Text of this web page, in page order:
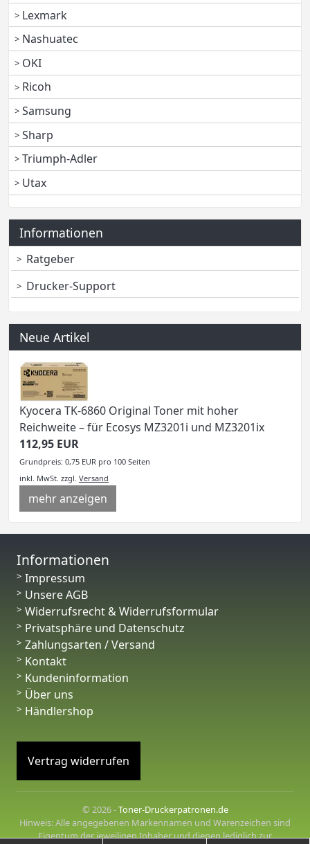
Lexmark
Nashuatec
OKI
Ricoh
Samsung
Sharp
Triumph-Adler
Utax
Informationen
Ratgeber
Drucker-Support
Neue Artikel
Kyocera TK-6860 Original Toner mit hoher
Reichweite – für Ecosys MZ3201i und MZ3201ix
112,95 EUR
Grundpreis: 0,75 EUR pro 100 Seiten
inkl. MwSt. zzgl. Versand
mehr anzeigen
Informationen
Impressum
Unsere AGB
Widerrufsrecht & Widerrufsformular
Privatsphäre und Datenschutz
Zahlungsarten / Versand
Kontakt
Kundeninformation
Über uns
Händlershop
Vertrag widerrufen
© 2026 -Toner-Druckerpatronen.de
Hinweis: Alle angegebenen Markennamen und Warenzeichen sind
Eigentum der jeweiligen Inhaber und dienen lediglich zur